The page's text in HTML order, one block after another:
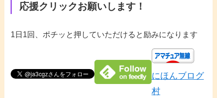
応援クリックお願いします！
1日1回、ポチッと押していただけると励みになります
にほんブログ
村